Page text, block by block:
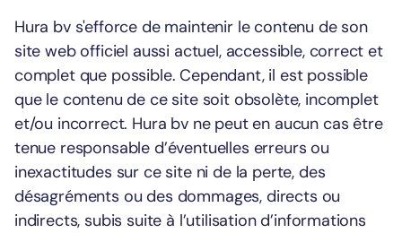
Hura bv s'efforce de maintenir le contenu de son
site web officiel aussi actuel, accessible, correct et
complet que possible. Cependant, il est possible
que le contenu de ce site soit obsolète, incomplet
et/ou incorrect. Hura bv ne peut en aucun cas être
tenue responsable d’éventuelles erreurs ou
inexactitudes sur ce site ni de la perte, des
désagréments ou des dommages, directs ou
indirects, subis suite à l’utilisation d’informations